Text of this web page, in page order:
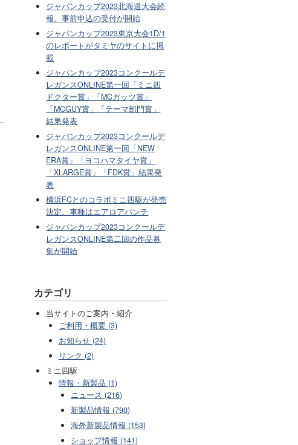
ジャパンカップ2023北海道大会続
報。事前申込の受付が開始
ジャパンカップ2023東京大会1D/1
のレポートがタミヤのサイトに掲
載
ジャパンカップ2023コンクールデ
レガンスONLINE第一回「ミニ四
ドクター賞」「MCガッツ賞」
「MCGUY賞」「テーマ部門賞」
結果発表
ジャパンカップ2023コンクールデ
レガンスONLINE第一回「NEW
ERA賞」「ヨコハマタイヤ賞」
「XLARGE賞」「FDK賞」結果発
表
横浜FCとのコラボミニ四駆が発売
決定。車種はエアロアバンテ
ジャパンカップ2023コンクールデ
レガンスONLINE第二回の作品募
集が開始
カテゴリ
当サイトのご案内・紹介
ご利用・概要 (3)
お知らせ (24)
リンク (2)
ミニ四駆
情報・新製品 (1)
ニュース (216)
新製品情報 (790)
海外新製品情報 (153)
ショップ情報 (141)